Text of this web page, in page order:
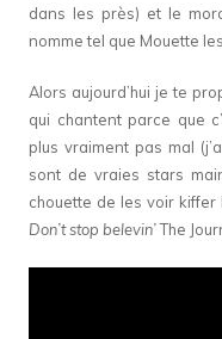
dans les près) et le
nomme tel que Mouette
Alors aujourd’hui je te
qui chantent parce que
plus vraiment pas mal
sont de vraies stars
chouette de les voir kiffer
Don’t stop belevin’The